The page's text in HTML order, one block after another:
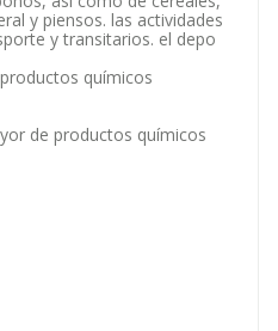
y piensos. las actividades
y transitarios. el depo
químicos
de productos químicos